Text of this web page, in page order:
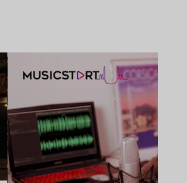
Lire l’article